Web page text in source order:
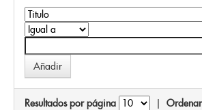
Resultados por página |